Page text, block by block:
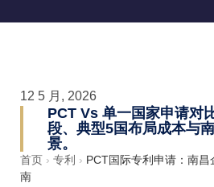
12 5 月, 2026
PCT Vs 单一国家申请对
段、典型5国布局成本与
景。
首页 › 专利 › PCT国际专利申请：南
南